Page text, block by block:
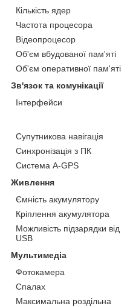
Кількість ядер
Частота процесора
Відеопроцесор
Об'єм вбудованої пам'яті
Об'єм оперативної пам'яті
Зв'язок та комунікації
Інтерфейси
Супутникова навігація
Синхронізація з ПК
Система A-GPS
Живлення
Ємність акумулятору
Кріплення акумулятора
Можливість підзарядки від
USB
Мультимедіа
Фотокамера
Спалах
Максимальна роздільна